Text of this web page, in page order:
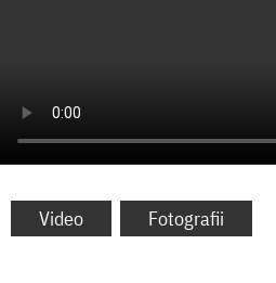
Video Fotografii